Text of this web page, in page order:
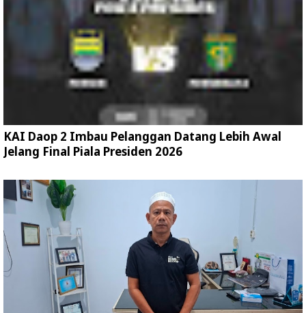
KAI Daop 2 Imbau Pelanggan Datang Lebih Awal
Jelang Final Piala Presiden 2026